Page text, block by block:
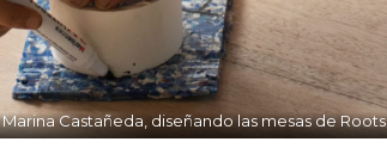
Marina Castañeda, diseñando las mesas de Roots